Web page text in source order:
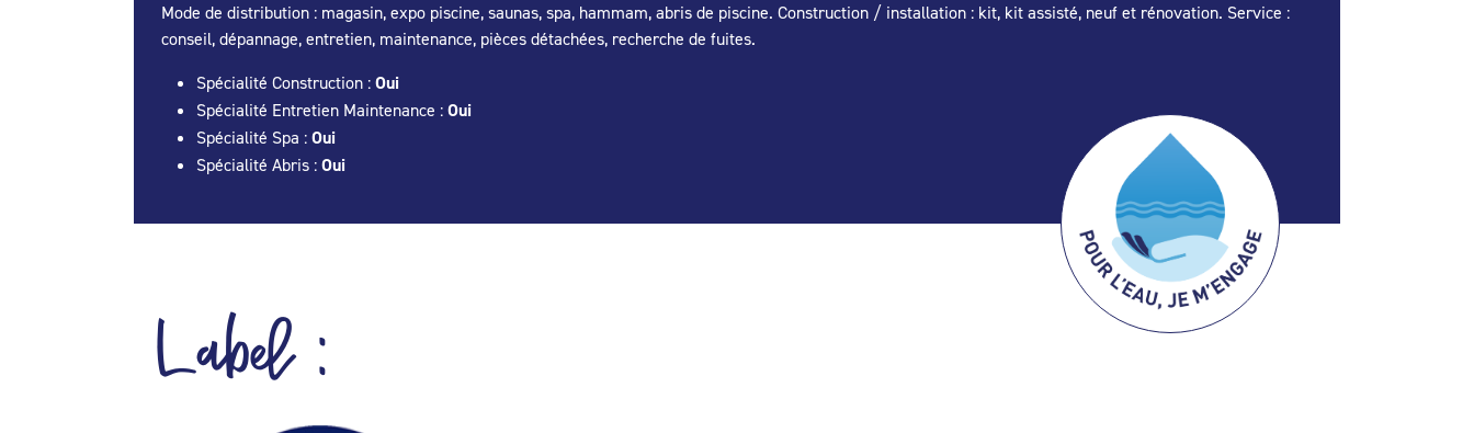
Mode de distribution : magasin, expo piscine, saunas, spa, hammam, abris de piscine. Construction / installation : kit, kit assisté, neuf et rénovation. Service :
conseil, dépannage, entretien, maintenance, pièces détachées, recherche de fuites.
Spécialité Construction : Oui
Spécialité Entretien Maintenance : Oui
Spécialité Spa : Oui
Spécialité Abris : Oui
Label :